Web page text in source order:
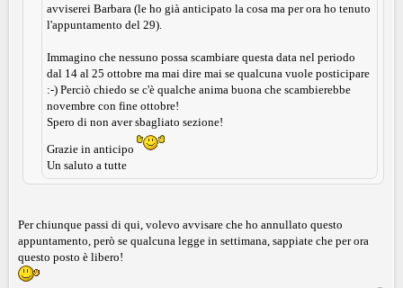
avviserei Barbara (le ho già anticipato la cosa ma per ora ho tenuto
l'appuntamento del 29).
Immagino che nessuno possa scambiare questa data nel periodo
dal 14 al 25 ottobre ma mai dire mai se qualcuna vuole posticipare
:-) Perciò chiedo se c'è qualche anima buona che scambierebbe
novembre con fine ottobre!
Spero di non aver sbagliato sezione!
Grazie in anticipo
Un saluto a tutte
Per chiunque passi di qui, volevo avvisare che ho annullato questo
appuntamento, però se qualcuna legge in settimana, sappiate che per ora
questo posto è libero!